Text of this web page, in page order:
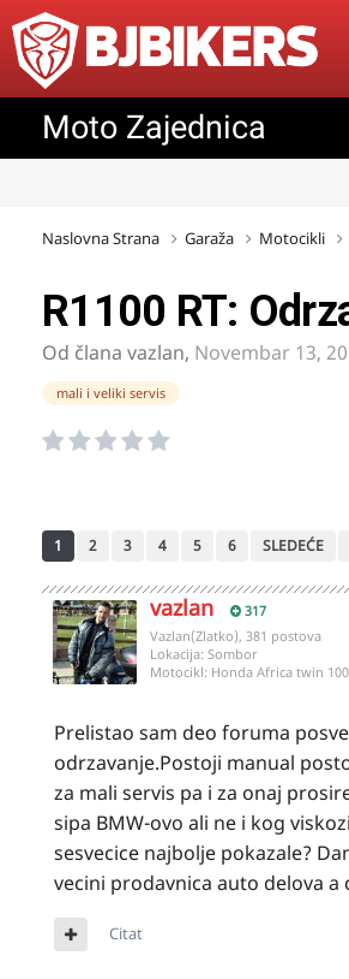
Moto Zajednica
Naslovna Strana Garaža Motocikli
R1100 RT:
Od člana vazlan, Novembar 13,
mali i veliki servis
1 2 3 4 5 6 SLEDEĆE
vazlan 317
Vazlan(Zlatko), 381 postova
Lokacija: Sombor
Motocikl: Honda Africa twin
Prelistao sam deo foruma
odrzavanje.Postoji manual
za mali servis pa i za onaj
sipa BMW-ovo ali ne i kog
sesvecice najbolje pokazale?
vecini prodavnica auto delova a
Citat